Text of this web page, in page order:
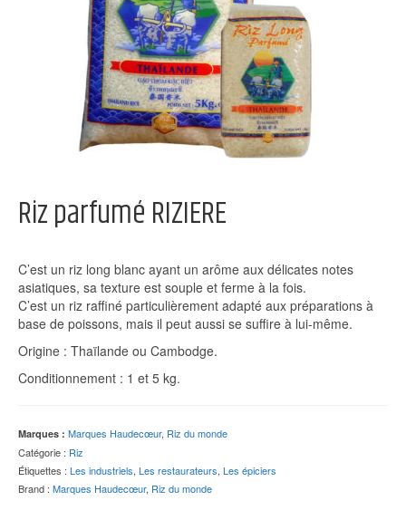
Riz parfumé RIZIERE
C’est un riz long blanc ayant un arôme aux délicates notes
asiatiques, sa texture est souple et ferme à la fois.
C’est un riz raffiné particulièrement adapté aux préparations à
base de poissons, mais il peut aussi se suffire à lui-même.
Origine : Thaïlande ou Cambodge.
Conditionnement : 1 et 5 kg.
Marques : Marques Haudecœur, Riz du monde
Catégorie : Riz
Étiquettes : Les industriels, Les restaurateurs, Les épiciers
Brand : Marques Haudecœur, Riz du monde